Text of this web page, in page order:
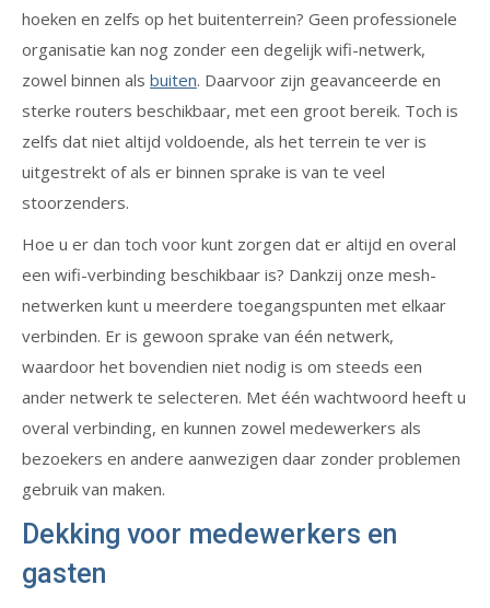
hoeken en zelfs op het buitenterrein? Geen professionele
organisatie kan nog zonder een degelijk wifi-netwerk,
zowel binnen als buiten. Daarvoor zijn geavanceerde en
sterke routers beschikbaar, met een groot bereik. Toch is
zelfs dat niet altijd voldoende, als het terrein te ver is
uitgestrekt of als er binnen sprake is van te veel
stoorzenders.
Hoe u er dan toch voor kunt zorgen dat er altijd en overal
een wifi-verbinding beschikbaar is? Dankzij onze mesh-
netwerken kunt u meerdere toegangspunten met elkaar
verbinden. Er is gewoon sprake van één netwerk,
waardoor het bovendien niet nodig is om steeds een
ander netwerk te selecteren. Met één wachtwoord heeft u
overal verbinding, en kunnen zowel medewerkers als
bezoekers en andere aanwezigen daar zonder problemen
gebruik van maken.
Dekking voor medewerkers en
gasten